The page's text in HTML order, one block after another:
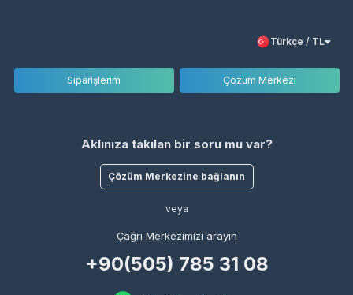
Türkçe / TL
Siparişlerim Çözüm Merkezi
Aklınıza takılan bir soru mu var?
Çözüm Merkezine bağlanın
veya
Çağrı Merkezimizi arayın
+90(505) 785 31 08